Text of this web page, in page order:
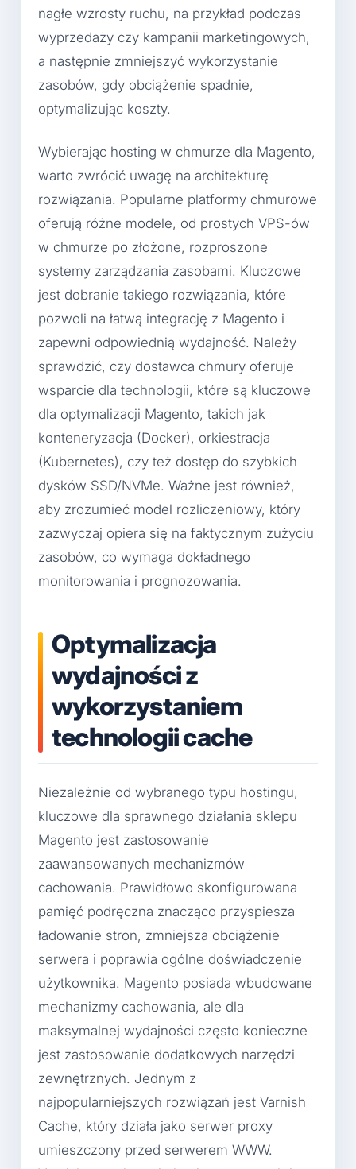
nagłe wzrosty ruchu, na przykład podczas
wyprzedaży czy kampanii marketingowych,
a następnie zmniejszyć wykorzystanie
zasobów, gdy obciążenie spadnie,
optymalizując koszty.
Wybierając hosting w chmurze dla Magento,
warto zwrócić uwagę na architekturę
rozwiązania. Popularne platformy chmurowe
oferują różne modele, od prostych VPS-ów
w chmurze po złożone, rozproszone
systemy zarządzania zasobami. Kluczowe
jest dobranie takiego rozwiązania, które
pozwoli na łatwą integrację z Magento i
zapewni odpowiednią wydajność. Należy
sprawdzić, czy dostawca chmury oferuje
wsparcie dla technologii, które są kluczowe
dla optymalizacji Magento, takich jak
konteneryzacja (Docker), orkiestracja
(Kubernetes), czy też dostęp do szybkich
dysków SSD/NVMe. Ważne jest również,
aby zrozumieć model rozliczeniowy, który
zazwyczaj opiera się na faktycznym zużyciu
zasobów, co wymaga dokładnego
monitorowania i prognozowania.
Optymalizacja
wydajności z
wykorzystaniem
technologii cache
Niezależnie od wybranego typu hostingu,
kluczowe dla sprawnego działania sklepu
Magento jest zastosowanie
zaawansowanych mechanizmów
cachowania. Prawidłowo skonfigurowana
pamięć podręczna znacząco przyspiesza
ładowanie stron, zmniejsza obciążenie
serwera i poprawia ogólne doświadczenie
użytkownika. Magento posiada wbudowane
mechanizmy cachowania, ale dla
maksymalnej wydajności często konieczne
jest zastosowanie dodatkowych narzędzi
zewnętrznych. Jednym z
najpopularniejszych rozwiązań jest Varnish
Cache, który działa jako serwer proxy
umieszczony przed serwerem WWW.